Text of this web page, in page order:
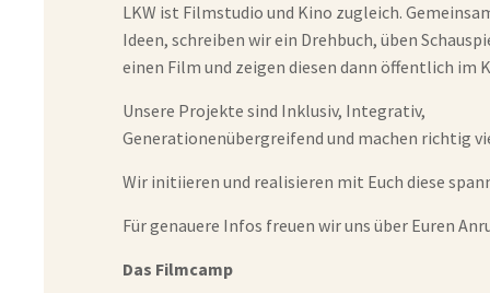
LKW ist Filmstudio und Kino zugleich.
Ideen, schreiben wir ein Drehbuch, üben
einen Film und zeigen diesen dann öffentlich im
Unsere Projekte sind Inklusiv, Integrativ,
Generationenübergreifend und machen richtig
Wir initiieren und realisieren mit Euch diese
Für genauere Infos freuen wir uns über Euren
Das Filmcamp